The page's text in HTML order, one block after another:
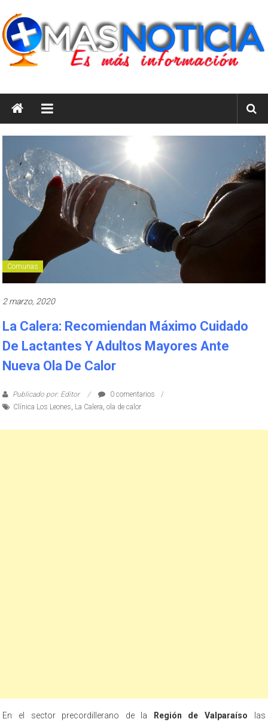
contenido
Es
Información
Comunas
2 marzo, 2020
La Calera: Recomiendan Máximo Cuidado
De Lactantes Y Adultos Mayores Ante
Nueva Ola De Calor
Publicado por: Editor
0 comentarios
Clínica Los Leones La Calera ,ola de calor
En el sector precordillerano de la Región de Valparaíso las